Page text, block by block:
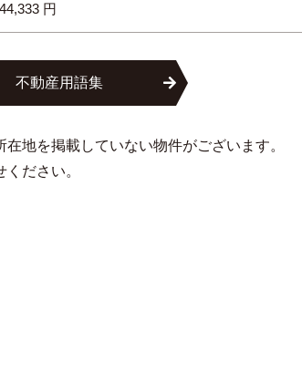
円
不動産用語集
地を掲載していない物件がございます。
ださい。